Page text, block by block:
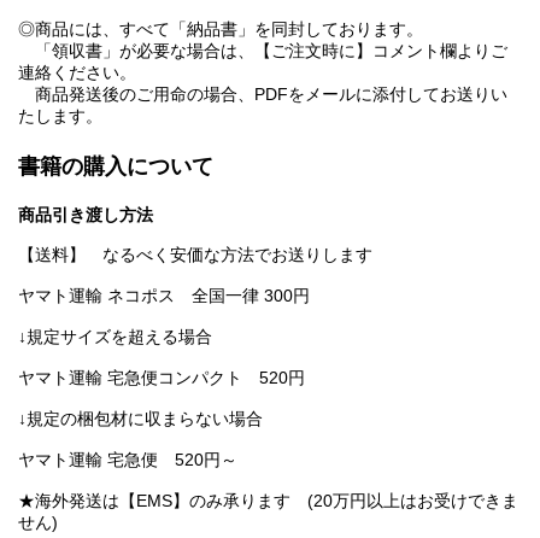
◎商品には、すべて「納品書」を同封しております。
「領収書」が必要な場合は、【ご注文時に】コメント欄よりご
連絡ください。
商品発送後のご用命の場合、PDFをメールに添付してお送りい
たします。
書籍の購入について
商品引き渡し方法
【送料】 なるべく安価な方法でお送りします
ヤマト運輸 ネコポス 全国一律 300円
↓規定サイズを超える場合
ヤマト運輸 宅急便コンパクト 520円
↓規定の梱包材に収まらない場合
ヤマト運輸 宅急便 520円～
★海外発送は【EMS】のみ承ります (20万円以上はお受けできま
せん)